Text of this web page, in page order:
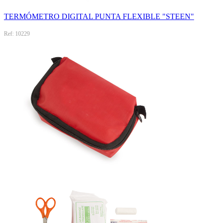
TERMÓMETRO DIGITAL PUNTA FLEXIBLE "STEEN"
Ref: 10229